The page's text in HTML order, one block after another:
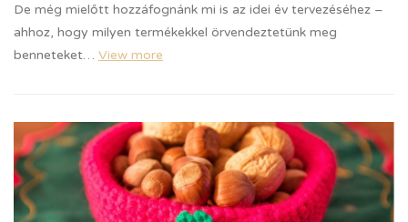
De még mielőtt hozzáfognánk mi is az idei év tervezéséhez –
ahhoz, hogy milyen termékekkel örvendeztetünk meg
benneteket… View more